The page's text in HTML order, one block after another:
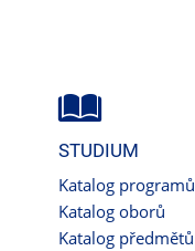
STUDIUM
Katalog programů
Katalog oborů
Katalog předmětů